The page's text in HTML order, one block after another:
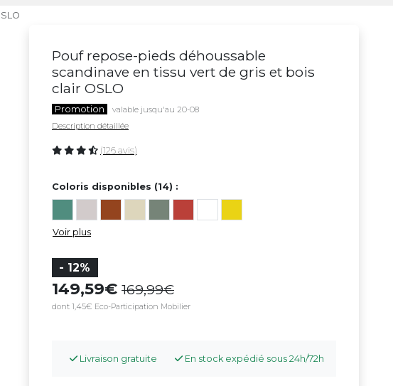
Pouf repose-pieds déhoussable
scandinave en tissu vert de gris et bois
clair OSLO
Promotion
valable jusqu'au 20-08
Description détaillée
(126 avis)
Coloris disponibles (14) :
Voir plus
- 12%
149,59 169,99
dont 1,45€ Eco-Participation Mobilier
Livraison gratuite En stock expédié sous 24h/72h